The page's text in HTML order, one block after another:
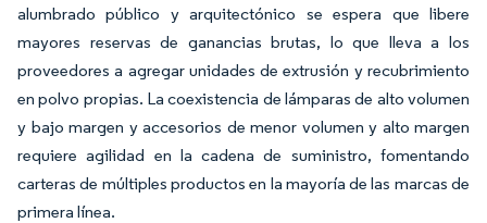
alumbrado público y arquitectónico se espera que libere
mayores reservas de ganancias brutas, lo que lleva a los
proveedores a agregar unidades de extrusión y recubrimiento
en polvo propias. La coexistencia de lámparas de alto volumen
y bajo margen y accesorios de menor volumen y alto margen
requiere agilidad en la cadena de suministro, fomentando
carteras de múltiples productos en la mayoría de las marcas de
primera línea.